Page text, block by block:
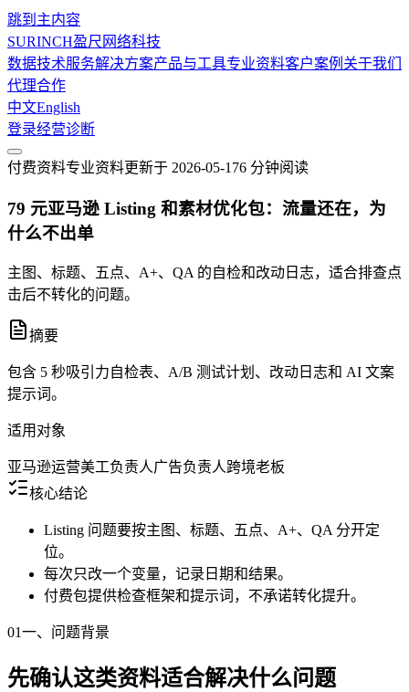
跳到主内容
SURINCH盈尺网络科技
数据技术服务解决方案产品与工具专业资料客户案例 关于我们
代理合作
中文English
登录经营诊断
付费资料专业资料更新于 2026-05-176 分钟阅读
79 元亚马逊 Listing 和素材优化包：流量还在，为
什么不出单
主图、标题、五点、A+、QA 的自检和改动日志，适合排查点
击后不转化的问题。
摘要
包含 5 秒吸引力自检表、A/B 测试计划、改动日志和 AI 文案
提示词。
适用对象
亚马逊运营美工负责人广告负责人跨境老板
核心结论
Listing 问题要按主图、标题、五点、A+、QA 分开定
位。
每次只改一个变量，记录日期和结果。
付费包提供检查框架和提示词，不承诺转化提升。
01一、问题背景
先确认这类资料适合解决什么问题